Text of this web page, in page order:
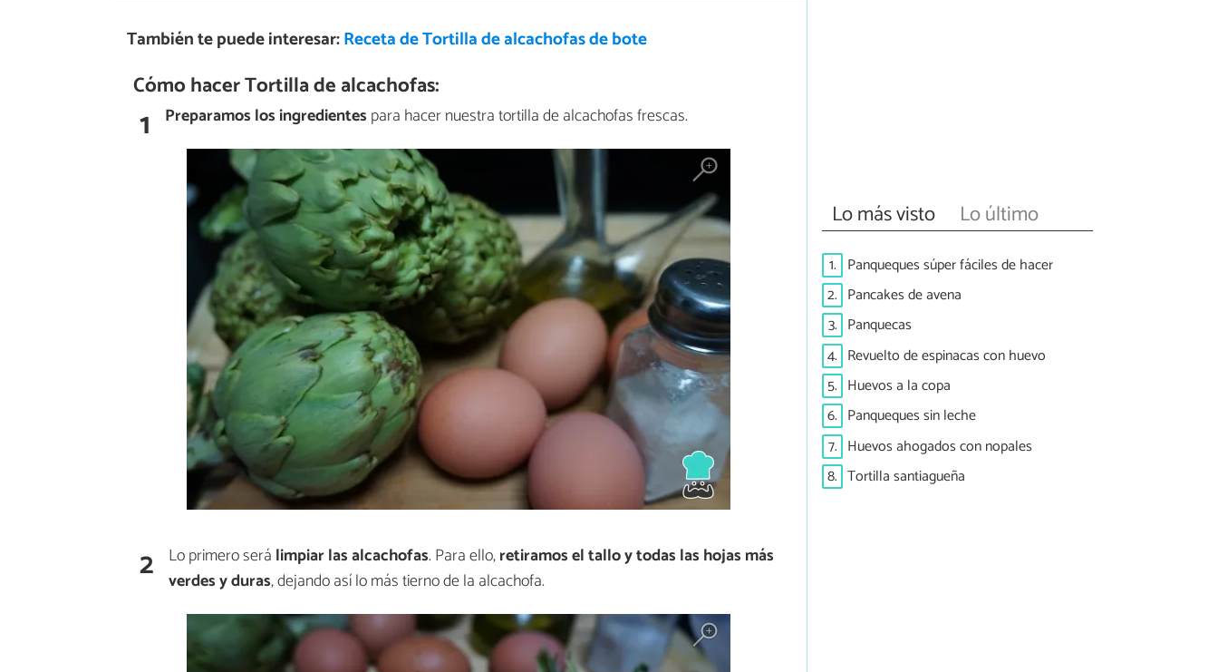
También te puede interesar:Receta de Tortilla de alcachofas de bote
Cómo hacer Tortilla de alcachofas:
1 Preparamos los ingredientes para hacer nuestra tortilla de alcachofas frescas.
2 Lo primero será limpiar las alcachofas. Para ello,retiramos el tallo y todas las hojas más
verdes y duras, dejando así lo más tierno de la alcachofa.
Lo más visto Lo último
1. Panqueques súper fáciles de hacer
2. Pancakes de avena
3. Panquecas
4. Revuelto de espinacas con huevo
5. Huevos a la copa
6. Panqueques sin leche
7. Huevos ahogados con nopales
8. Tortilla santiagueña